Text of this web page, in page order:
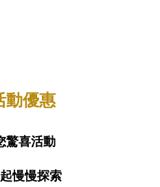
動優惠
驚喜活動
慢慢探索